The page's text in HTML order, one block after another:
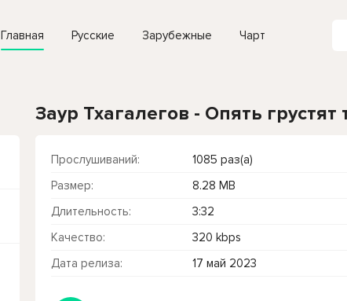
Главная Русские Зарубежные Чарт
Заур Тхагалегов - Опять грустят
Прослушиваний:
1085 раз(а)
Размер:
8.28 MB
Длительность:
3:32
Качество:
320 kbps
Дата релиза:
17 май 2023